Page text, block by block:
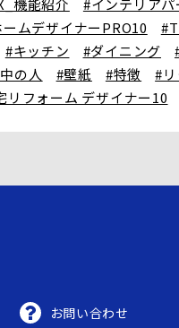
機能紹介 #インテリアパ
ムデザイナーPRO10
#キッチン #ダイニング
の人 #壁紙 #特徴 #
リフォーム デザイナー10
お問い合わせ